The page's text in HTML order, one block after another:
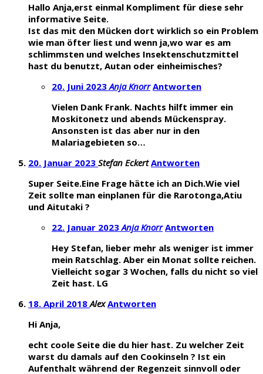
Hallo Anja,erst einmal Kompliment für diese sehr
informative Seite.
Ist das mit den Mücken dort wirklich so ein Problem
wie man öfter liest und wenn ja,wo war es am
schlimmsten und welches Insektenschutzmittel
hast du benutzt, Autan oder einheimisches?
20. Juni 2023Anja Knorr Antworten
Vielen Dank Frank. Nachts hilft immer ein
Moskitonetz und abends Mückenspray.
Ansonsten ist das aber nur in den
Malariagebieten so…
20. Januar 2023 Stefan Eckert Antworten
Super Seite.Eine Frage hätte ich an Dich.Wie viel
Zeit sollte man einplanen für die Rarotonga,Atiu
und Aitutaki ?
22. Januar 2023Anja Knorr Antworten
Hey Stefan, lieber mehr als weniger ist immer
mein Ratschlag. Aber ein Monat sollte reichen.
Vielleicht sogar 3 Wochen, falls du nicht so viel
Zeit hast. LG
18. April 2018Alex Antworten
Hi Anja,
echt coole Seite die du hier hast. Zu welcher Zeit
warst du damals auf den Cookinseln ? Ist ein
Aufenthalt während der Regenzeit sinnvoll oder